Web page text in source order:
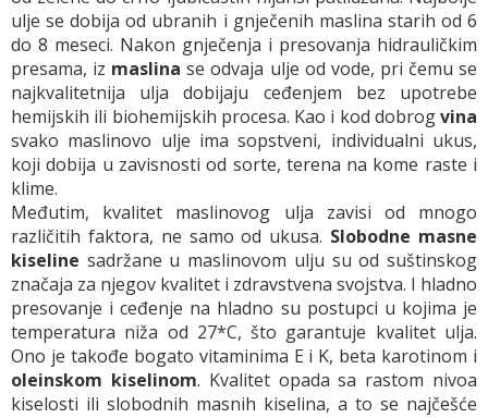
ulje se dobija od ubranih i gnječenih maslina starih od 6
do 8 meseci. Nakon gnječenja i presovanja hidrauličkim
presama, iz maslina se odvaja ulje od vode, pri čemu se
najkvalitetnija ulja dobijaju ceđenjem bez upotrebe
hemijskih ili biohemijskih procesa. Kao i kod dobrogvina
svako maslinovo ulje ima sopstveni, individualni ukus,
koji dobija u zavisnosti od sorte, terena na kome raste i
klime.
Međutim, kvalitet maslinovog ulja zavisi od mnogo
različitih faktora, ne samo od ukusa. Slobodne masne
kiseline sadržane u maslinovom ulju su od suštinskog
značaja za njegov kvalitet i zdravstvena svojstva. I hladno
presovanje i ceđenje na hladno su postupci u kojima je
temperatura niža od 27*C, što garantuje kvalitet ulja.
Ono je takođe bogato vitaminima E i K, beta karotinom i
oleinskom kiselinom. Kvalitet opada sa rastom nivoa
kiselosti ili slobodnih masnih kiselina, a to se najčešće